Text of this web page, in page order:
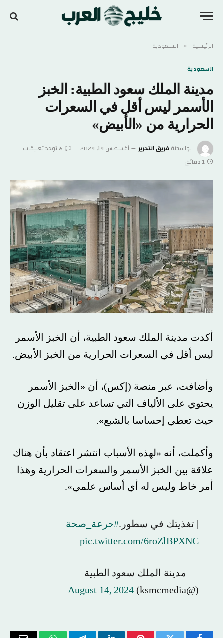
الرئيسية » السعودية
السعودية
مدينة الملك سعود الطبية: الخبز
الأسمر ليس أقل في السعرات
الحرارية من «الأبيض»
بواسطةفريق التحرير أغسطس 14, 2024
لا توجد تعليقات
1 دقائق
أكدت مدينة الملك سعود الطبية، أن الخبز الأسمر
ليس أقل في السعرات الحرارية من الخبز الأبيض.
وأضافت، عبر منصة (إكس)، أن «الخبز الأسمر
يحتوي على الألياف التي تساعد على تقليل الوزن
حيث تعطي إحساسا بالشبع».
وأكملت، أنه «لهذه الأسباب انتشر اعتقاد بأن هناك
علاقة بين الخبز الأسمر والسعرات الحرارية وهذا
أمر خاط وليس له أي أساس علمي».
| تغذيتك في سطور.#جرعة_صحة
pic.twitter.com/6roZlBPXNC
— مدينة الملك سعود الطبية
(@ksmcmedia)
August 14, 2024